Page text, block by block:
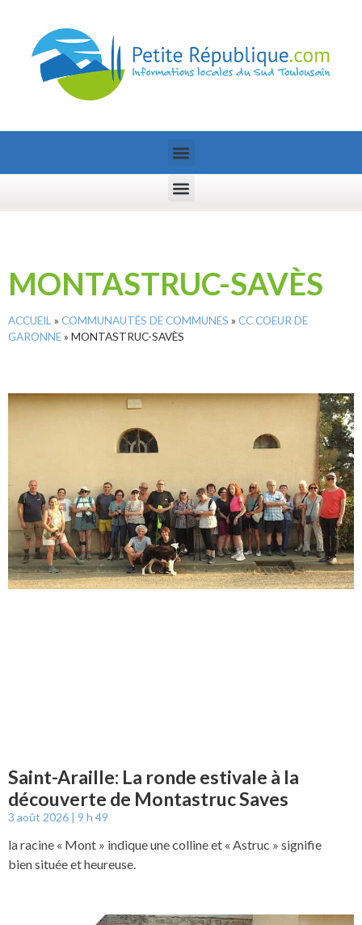
MONTASTRUC-SAVÈS
ACCUEIL » COMMUNAUTÉS DE COMMUNES » CC COEUR DE
GARONNE» MONTASTRUC-SAVÈS
Saint-Araille: La ronde estivale à la
découverte de Montastruc Saves
3 août 2026 9 h 49
la racine « Mont » indique une colline et « Astruc » signifie
bien située et heureuse.